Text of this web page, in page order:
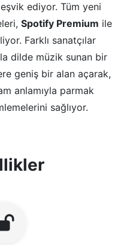
ediyor. Tüm yeni
Spotify Premium ile
Farklı sanatçılar
dilde müzik sunan bir
geniş bir alan açarak,
anlamıyla parmak
sağlıyor.